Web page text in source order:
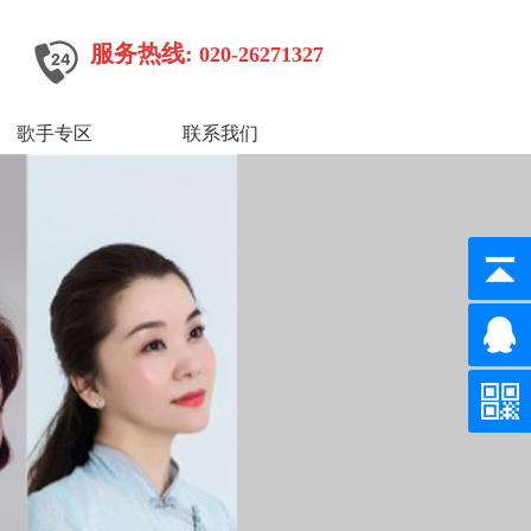
服务热线: 020-26271327
歌手专区 联系我们